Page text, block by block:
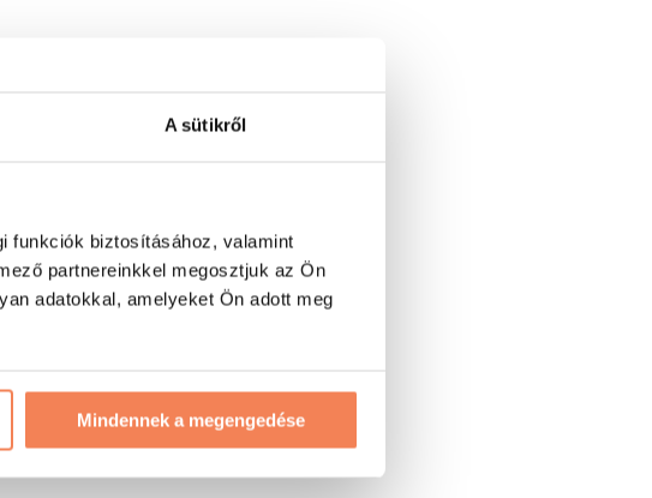
A sütikről
funkciók biztosításához, valamint
partnereinkkel megosztjuk az Ön
adatokkal, amelyeket Ön adott meg
Mindennek a megengedése